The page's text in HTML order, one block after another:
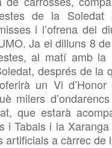
de la Soledat
i l’ofrena del
Ja el dilluns 8
al matí amb
després de la
un Vi
milers
que estarà
iTabals i la
a càrrec de